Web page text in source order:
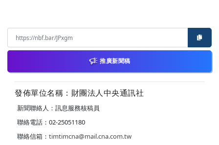
推廣新聞稿
發佈單位名稱：財團法人中央通訊社
新聞聯絡人：訊息服務核稿員
聯絡電話：02-25051180
聯絡信箱： timtimcna@mail.cna.com.tw